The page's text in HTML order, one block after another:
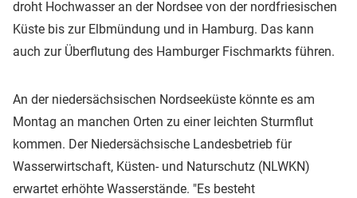
droht Hochwasser an der Nordsee von der nordfriesischen
Küste bis zur Elbmündung und in Hamburg. Das kann
auch zur Überflutung des Hamburger Fischmarkts führen.
An der niedersächsischen Nordseeküste könnte es am
Montag an manchen Orten zu einer leichten Sturmflut
kommen. Der Niedersächsische Landesbetrieb für
Wasserwirtschaft, Küsten- und Naturschutz (NLWKN)
erwartet erhöhte Wasserstände. "Es besteht